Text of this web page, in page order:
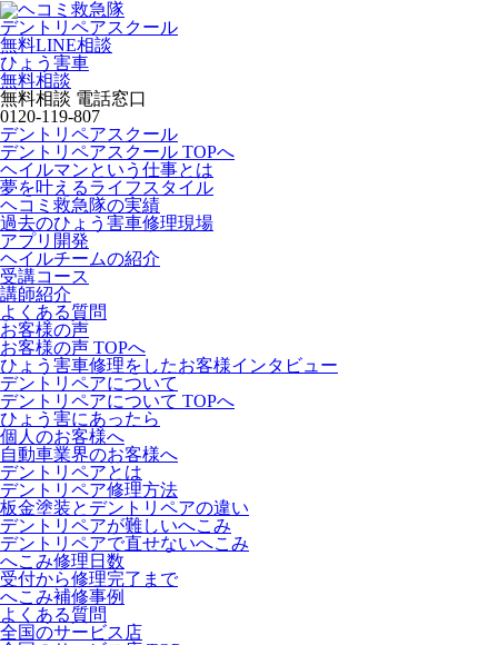
デントリペアスクール
無料LINE相談
ひょう害車
無料相談
無料相談 電話窓口
0120-119-807
デントリペアスクール
デントリペアスクール TOPへ
ヘイルマンという仕事とは
夢を叶えるライフスタイル
ヘコミ救急隊の実績
過去のひょう害車修理現場
アプリ開発
ヘイルチームの紹介
受講コース
講師紹介
よくある質問
お客様の声
お客様の声 TOPへ
ひょう害車修理をしたお客様インタビュー
デントリペアについて
デントリペアについて TOPへ
ひょう害にあったら
個人のお客様へ
自動車業界のお客様へ
デントリペアとは
デントリペア修理方法
板金塗装とデントリペアの違い
デントリペアが難しいへこみ
デントリペアで直せないへこみ
へこみ修理日数
受付から修理完了まで
へこみ補修事例
よくある質問
全国のサービス店